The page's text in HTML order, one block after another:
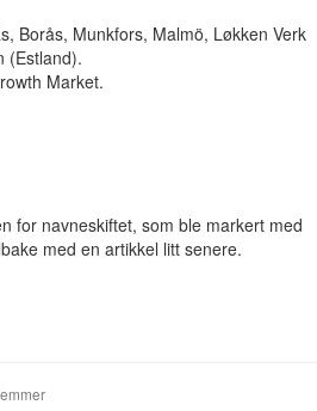
Borås, Munkfors, Malmö, Løkken Verk
(Estland).
Market.
for navneskiftet, som ble markert med
med en artikkel litt senere.